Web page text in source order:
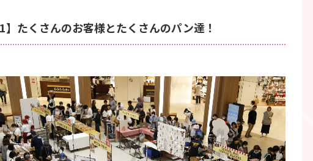
】たくさんのお客様とたくさんのパン達！